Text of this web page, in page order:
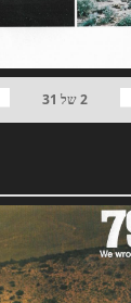
2של 31